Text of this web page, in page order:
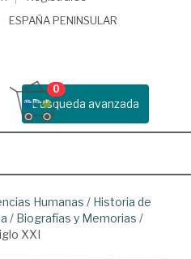
ESPAÑA PENINSULAR
Busqueda avanzada
0
Humanas / Historia de
/ Biografías y Memorias /
XXI